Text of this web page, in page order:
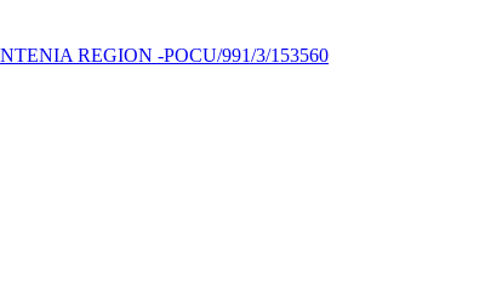
REGION -POCU/991/3/153560